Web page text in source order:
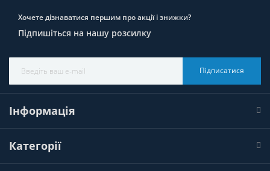
Хочете дізнаватися першим про акції і знижки?
Підпишіться на нашу розсилку
Підписатися
Інформація
Категорії